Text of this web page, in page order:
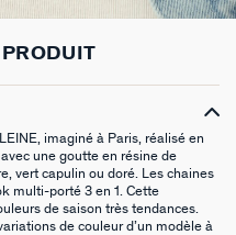
PRODUIT
imaginé à Paris, réalisé en
une goutte en résine de
vert capulin ou doré. Les chaines
multi-porté 3 en 1. Cette
de saison très tendances.
de couleur d’un modèle à